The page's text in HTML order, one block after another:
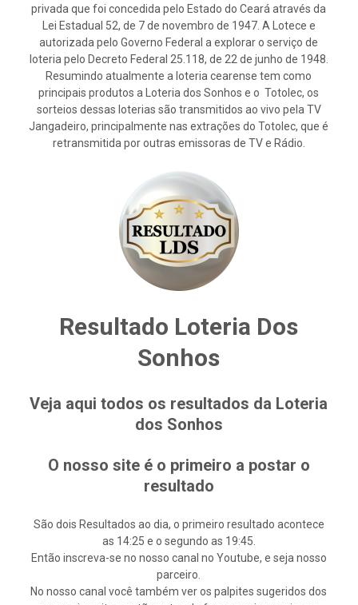
privada que foi concedida pelo Estado do Ceará através da
Lei Estadual 52, de 7 de novembro de 1947. A Lotece e
autorizada pelo Governo Federal a explorar o serviço de
loteria pelo Decreto Federal 25.118, de 22 de junho de 1948.
Resumindo atualmente a loteria cearense tem como
principais produtos a Loteria dos Sonhos e o Totolec, os
sorteios dessas loterias são transmitidos ao vivo pela TV
Jangadeiro, principalmente nas extrações do Totolec, que é
retransmitida por outras emissoras de TV e Rádio.
Resultado Loteria Dos
Sonhos
Veja aqui todos os resultados da Loteria
dos Sonhos
O nosso site é o primeiro a postar o
resultado
São dois Resultados ao dia, o primeiro resultado acontece
as 14:25 e o segundo as 19:45.
Então inscreva-se no nosso canal no Youtube, e seja nosso
parceiro.
No nosso canal você também ver os palpites sugeridos dos